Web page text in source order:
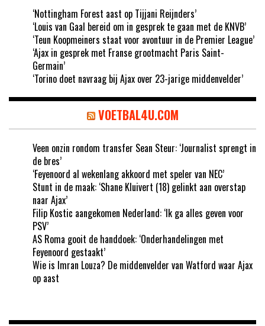
‘Nottingham Forest aast op Tijjani Reijnders’
‘Louis van Gaal bereid om in gesprek te gaan met de KNVB’
‘Teun Koopmeiners staat voor avontuur in de Premier League’
‘Ajax in gesprek met Franse grootmacht Paris Saint-
Germain’
‘Torino doet navraag bij Ajax over 23-jarige middenvelder’
VOETBAL4U.COM
Veen onzin rondom transfer Sean Steur: ‘Journalist sprengt in
de bres’
‘Feyenoord al wekenlang akkoord met speler van NEC’
Stunt in de maak: ‘Shane Kluivert (18) gelinkt aan overstap
naar Ajax’
Filip Kostic aangekomen Nederland: ‘Ik ga alles geven voor
PSV’
AS Roma gooit de handdoek: ‘Onderhandelingen met
Feyenoord gestaakt’
Wie is Imran Louza? De middenvelder van Watford waar Ajax
op aast